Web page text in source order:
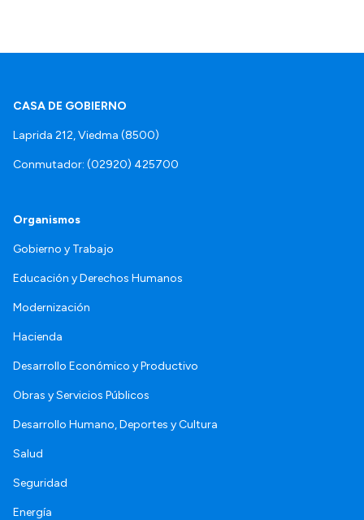
CASA DE GOBIERNO
Laprida 212, Viedma (8500)
Conmutador: (02920) 425700
Organismos
Gobierno y Trabajo
Educación y Derechos Humanos
Modernización
Hacienda
Desarrollo Económico y Productivo
Obras y Servicios Públicos
Desarrollo Humano, Deportes y Cultura
Salud
Seguridad
Energía